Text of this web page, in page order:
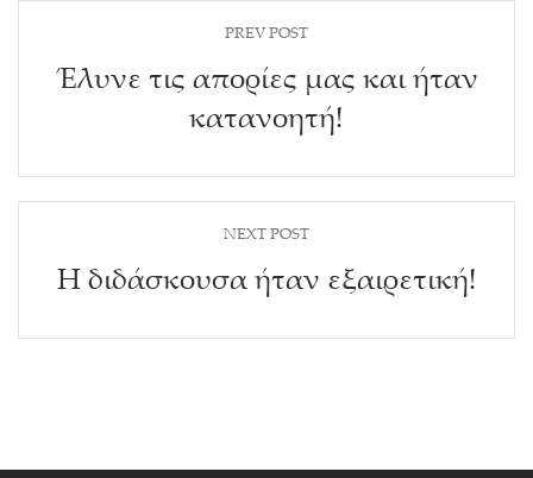
PREV POST
Έλυνε τις απορίες μας και ήταν
κατανοητή!
NEXT POST
Η διδάσκουσα ήταν εξαιρετική!